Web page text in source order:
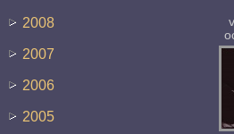
2008
2007
2006
2005